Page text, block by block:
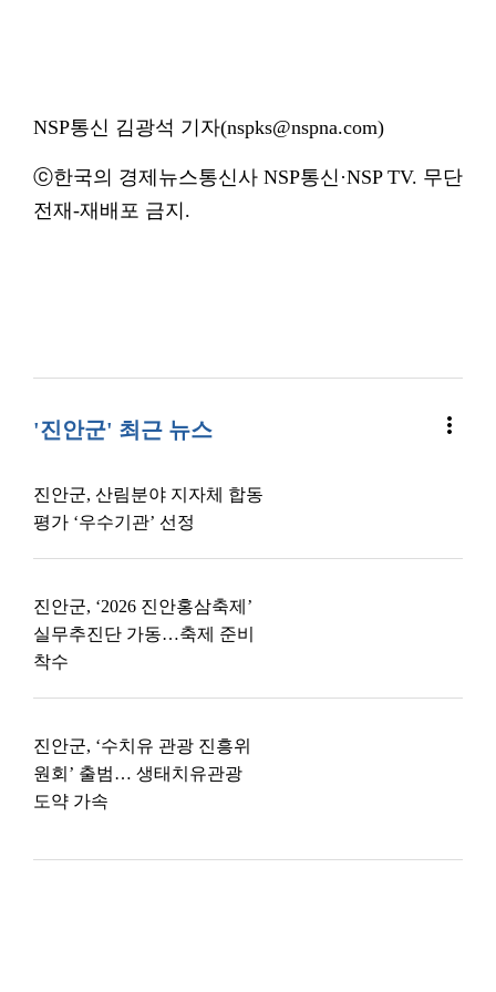
NSP통신 김광석 기자(nspks@nspna.com)
ⓒ한국의 경제뉴스통신사 NSP통신·NSP TV. 무단
전재-재배포 금지.
'진안군' 최근 뉴스 more_vert
진안군, 산림분야 지자체 합동
평가 ‘우수기관’ 선정
진안군, ‘2026 진안홍삼축제’
실무추진단 가동…축제 준비
착수
진안군, ‘수치유 관광 진흥위
원회’ 출범… 생태치유관광
도약 가속